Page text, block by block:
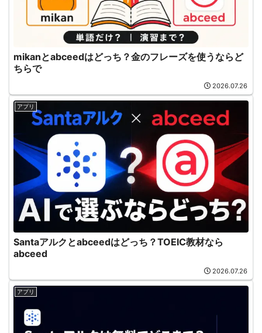
mikanとabceedはどっち？金のフレーズを使うならど
ちらで
2026.07.26
アプリ
Santaアルクとabceedはどっち？TOEIC教材なら
abceed
2026.07.26
アプリ